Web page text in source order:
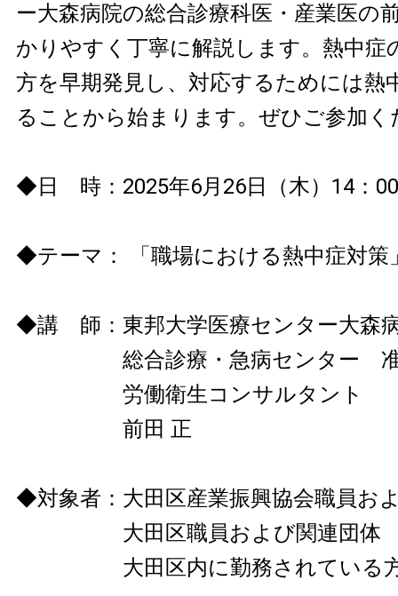
ー大森病院の総合診療科医・産業医の
かりやすく丁寧に解説します。熱中症
方を早期発見し、対応するためには熱
ることから始まります。ぜひご参加く
◆日 時：2025年6月26日（木）14：
◆テーマ： 「職場における熱中症対策
◆講 師：東邦大学医療センター大
総合診療・急病センター 准
労働衛生コンサルタント
前田 正
◆対象者：大田区産業振興協会職員お
大田区職員および関連団体
大田区内に勤務されている